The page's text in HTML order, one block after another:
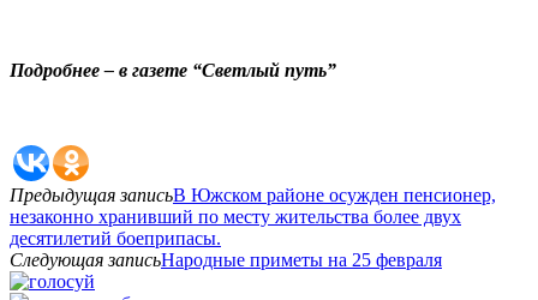
Подробнее – в газете “Светлый путь”
Предыдущая записьВ Южском районе осужден пенсионер,
незаконно хранивший по месту жительства более двух
десятилетий боеприпасы.
Следующая записьНародные приметы на 25 февраля